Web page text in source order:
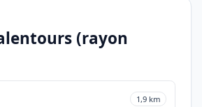
(rayon
1,9 km